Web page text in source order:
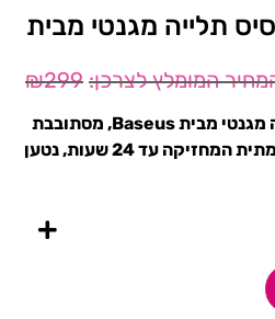
תלייה מגנטי מבית
₪299
מנורת לילה עם בסיס תלייה מגנטי מבית Baseus, מסתובבת
בזווית של 80°, סוללה עוצמתית המחזיקה עד 24 שעות, נטען